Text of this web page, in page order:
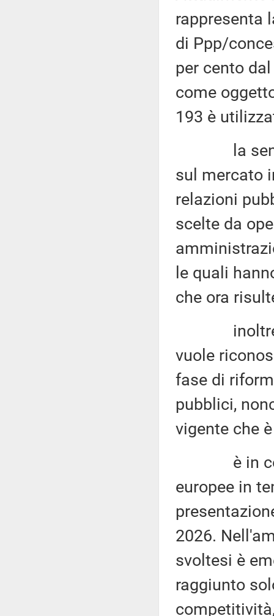
rappresenta
di Ppp/
per cento
come
193 è
la
sul mercato
relazioni
scelte da
le quali
che ora
inoltre, si
vuole
fase di
pubblici,
vigente che
è in corso
europee in
2026.
svoltesi è
raggiunto